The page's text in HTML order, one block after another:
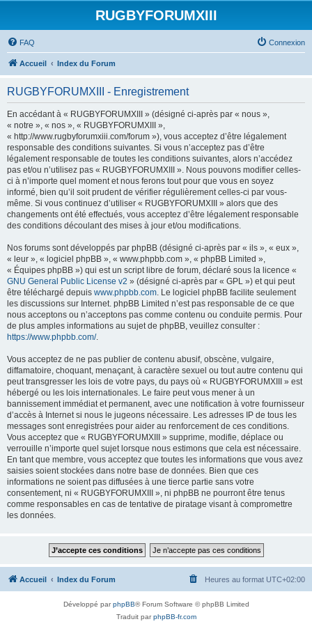
RUGBYFORUMXIII
FAQ Connexion
Accueil Index du Forum
RUGBYFORUMXIII - Enregistrement
En accédant à « RUGBYFORUMXIII » (désigné ci-après par « nous »,
« notre », « nos », « RUGBYFORUMXIII »,
« http://www.rugbyforumxiii.com/forum »), vous acceptez d’être légalement
responsable des conditions suivantes. Si vous n’acceptez pas d’être
légalement responsable de toutes les conditions suivantes, alors n’accédez
pas et/ou n’utilisez pas « RUGBYFORUMXIII ». Nous pouvons modifier celles-
ci à n’importe quel moment et nous ferons tout pour que vous en soyez
informé, bien qu’il soit prudent de vérifier régulièrement celles-ci par vous-
même. Si vous continuez d’utiliser « RUGBYFORUMXIII » alors que des
changements ont été effectués, vous acceptez d’être légalement responsable
des conditions découlant des mises à jour et/ou modifications.
Nos forums sont développés par phpBB (désigné ci-après par « ils », « eux »,
« leur », « logiciel phpBB », « www.phpbb.com », « phpBB Limited »,
« Équipes phpBB ») qui est un script libre de forum, déclaré sous la licence «
GNU General Public License v2 » (désigné ci-après par « GPL ») et qui peut
être téléchargé depuis www.phpbb.com. Le logiciel phpBB facilite seulement
les discussions sur Internet. phpBB Limited n’est pas responsable de ce que
nous acceptons ou n’acceptons pas comme contenu ou conduite permis. Pour
de plus amples informations au sujet de phpBB, veuillez consulter :
https://www.phpbb.com/.
Vous acceptez de ne pas publier de contenu abusif, obscène, vulgaire,
diffamatoire, choquant, menaçant, à caractère sexuel ou tout autre contenu qui
peut transgresser les lois de votre pays, du pays où « RUGBYFORUMXIII » est
hébergé ou les lois internationales. Le faire peut vous mener à un
bannissement immédiat et permanent, avec une notification à votre fournisseur
d’accès à Internet si nous le jugeons nécessaire. Les adresses IP de tous les
messages sont enregistrées pour aider au renforcement de ces conditions.
Vous acceptez que « RUGBYFORUMXIII » supprime, modifie, déplace ou
verrouille n’importe quel sujet lorsque nous estimons que cela est nécessaire.
En tant que membre, vous acceptez que toutes les informations que vous avez
saisies soient stockées dans notre base de données. Bien que ces
informations ne soient pas diffusées à une tierce partie sans votre
consentement, ni « RUGBYFORUMXIII », ni phpBB ne pourront être tenus
comme responsables en cas de tentative de piratage visant à compromettre
les données.
Accueil Index du Forum Heures au format UTC+02:00
Développé parphpBB® Forum Software © phpBB Limited
Traduit parphpBB-fr.com